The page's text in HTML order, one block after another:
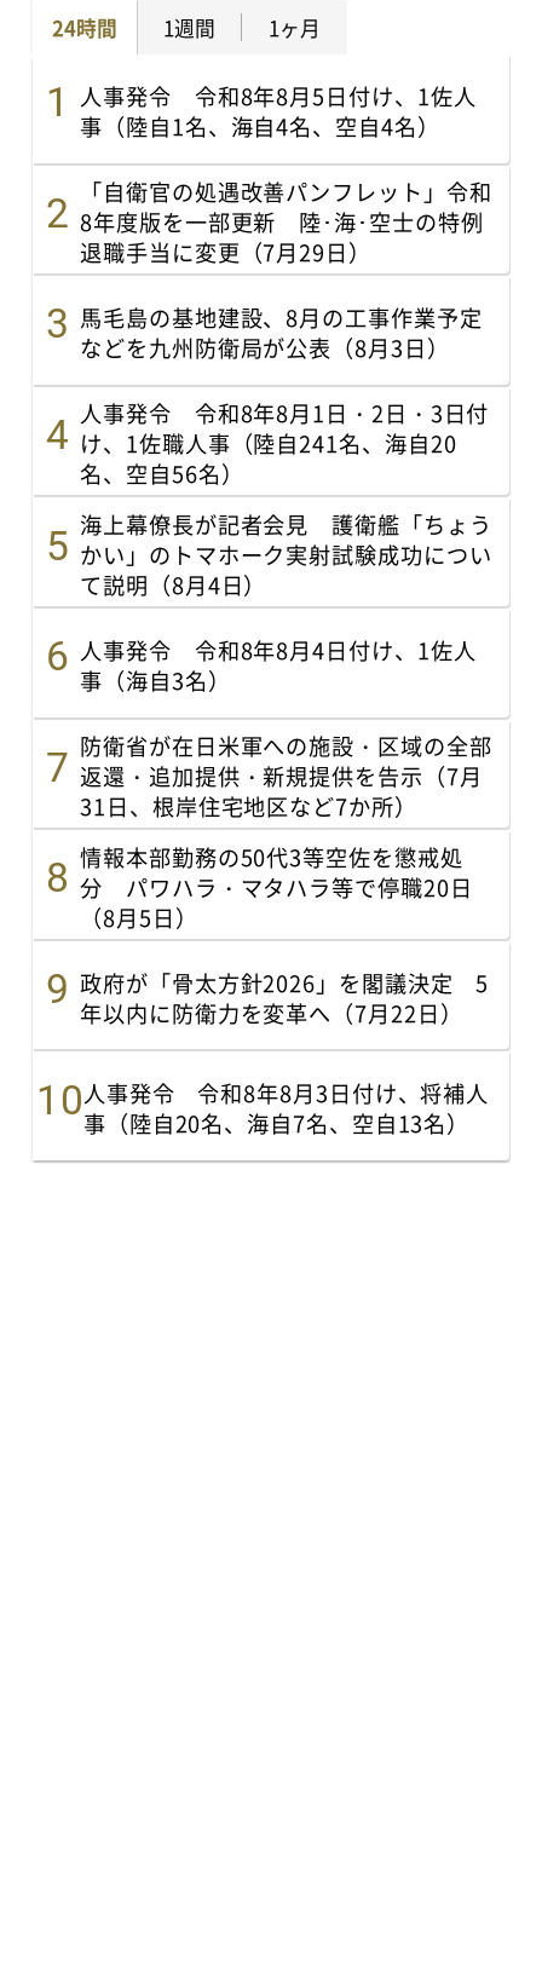
24時間 1週間 1ヶ月
人事発令 令和8年8月5日付け、1佐人
事（陸自1名、海自4名、空自4名）
「自衛官の処遇改善パンフレット」令和
8年度版を一部更新 陸･海･空士の特例
退職手当に変更（7月29日）
馬毛島の基地建設、8月の工事作業予定
などを九州防衛局が公表（8月3日）
人事発令 令和8年8月1日・2日・3日付
け、1佐職人事（陸自241名、海自20
名、空自56名）
海上幕僚長が記者会見 護衛艦「ちょう
かい」のトマホーク実射試験成功につい
て説明（8月4日）
人事発令 令和8年8月4日付け、1佐人
事（海自3名）
防衛省が在日米軍への施設・区域の全部
返還・追加提供・新規提供を告示（7月
31日、根岸住宅地区など7か所）
情報本部勤務の50代3等空佐を懲戒処
分 パワハラ・マタハラ等で停職20日
（8月5日）
政府が「骨太方針2026」を閣議決定 5
年以内に防衛力を変革へ（7月22日）
人事発令 令和8年8月3日付け、将補人
事（陸自20名、海自7名、空自13名）